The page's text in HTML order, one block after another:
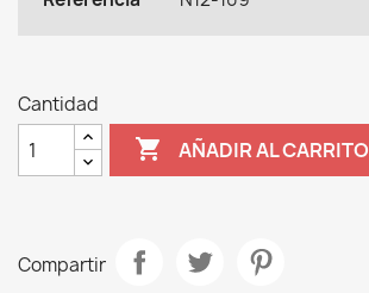
Cantidad
 AÑADIR AL CARRITO
Compartir